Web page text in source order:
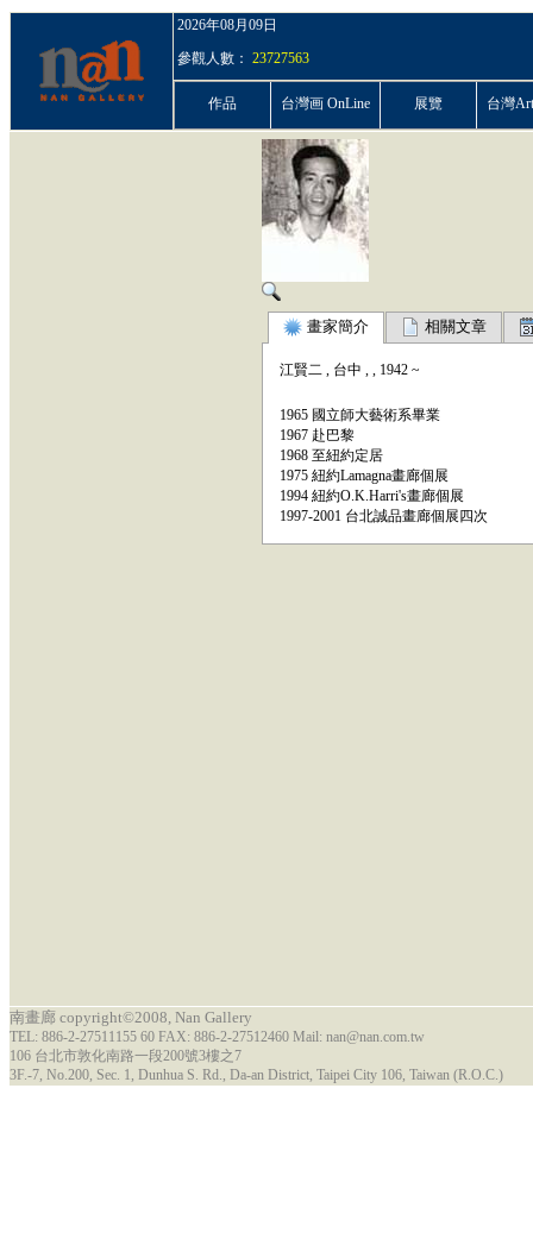
2026年08月09日
參觀人數： 23727563
作品 台灣画 OnLine 展覽 台灣
畫家簡介 相關文章
江賢二 , 台中 , , 1942 ~
1965 國立師大藝術系畢業
1967 赴巴黎
1968 至紐約定居
1975 紐約Lamagna畫廊個展
1994 紐約O.K.Harri's畫廊個展
1997-2001 台北誠品畫廊個展四次
南畫廊 copyright©2008, Nan Gallery
TEL: 886-2-27511155 60 FAX: 886-2-27512460 Mail: nan@nan.com.tw
106 台北市敦化南路一段200號3樓之7
3F.-7, No.200, Sec. 1, Dunhua S. Rd., Da-an District, Taipei City 106, Taiwan (R.O.C.)